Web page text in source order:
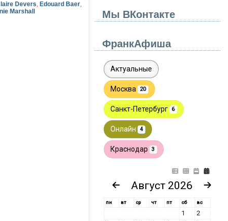
Devers, Edouard Baer,
Marshall Мы ВКонтакте
ФранкАфиша